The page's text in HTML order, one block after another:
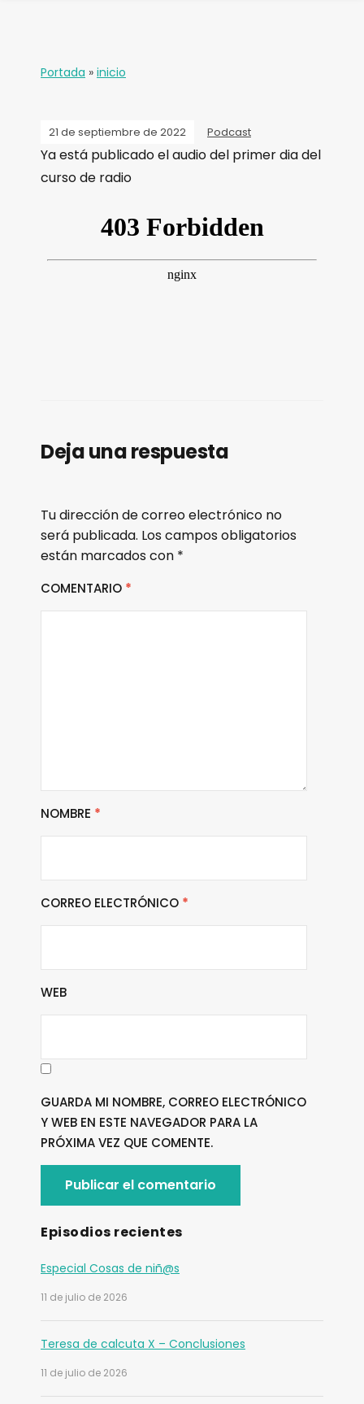
Portada » inicio
21 de septiembre de 2022 Podcast
Ya está publicado el audio del primer dia del
curso de radio
Deja una respuesta
Tu dirección de correo electrónico no
será publicada. Los campos obligatorios
están marcados con *
COMENTARIO *
NOMBRE *
CORREO ELECTRÓNICO *
WEB
GUARDA MI NOMBRE, CORREO ELECTRÓNICO
Y WEB EN ESTE NAVEGADOR PARA LA
PRÓXIMA VEZ QUE COMENTE.
Episodios recientes
Especial Cosas de niñ@s
11 de julio de 2026
Teresa de calcuta X – Conclusiones
11 de julio de 2026